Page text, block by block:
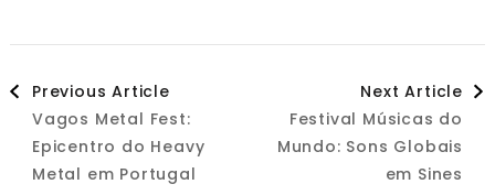
Post
Navigation
Previous Article
Vagos Metal Fest:
Epicentro do Heavy
Metal em Portugal
Next Article
Festival Músicas do
Mundo: Sons Globais
em Sines